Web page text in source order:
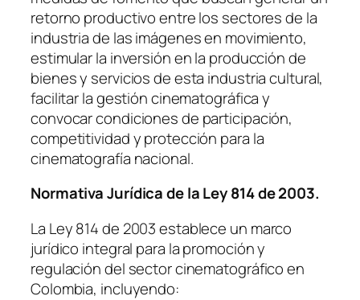
retorno productivo entre los sectores de la
industria de las imágenes en movimiento,
estimular la inversión en la producción de
bienes y servicios de esta industria cultural,
facilitar la gestión cinematográfica y
convocar condiciones de participación,
competitividad y protección para la
cinematografía nacional.
Normativa Jurídica de la Ley 814 de 2003.
La Ley 814 de 2003 establece un marco
jurídico integral para la promoción y
regulación del sector cinematográfico en
Colombia, incluyendo: